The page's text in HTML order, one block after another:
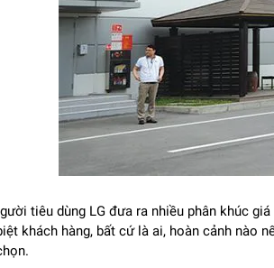
tiêu dùng LG đưa ra nhiều phân khúc
khách hàng, bất cứ là ai, hoàn cảnh